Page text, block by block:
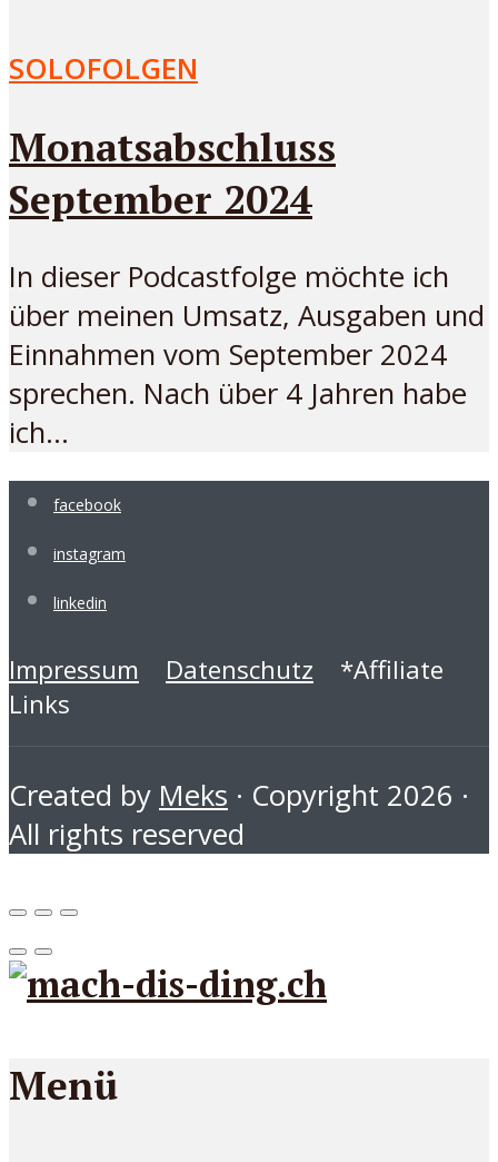
SOLOFOLGEN
Monatsabschluss
September 2024
In dieser Podcastfolge möchte ich
über meinen Umsatz, Ausgaben und
Einnahmen vom September 2024
sprechen. Nach über 4 Jahren habe
ich...
facebook
instagram
linkedin
Impressum Datenschutz *Affiliate
Links
Created by Meks · Copyright 2026 ·
All rights reserved
Menü